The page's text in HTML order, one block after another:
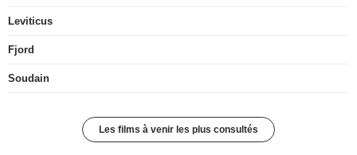
Leviticus
Fjord
Soudain
Les films à venir les plus consultés